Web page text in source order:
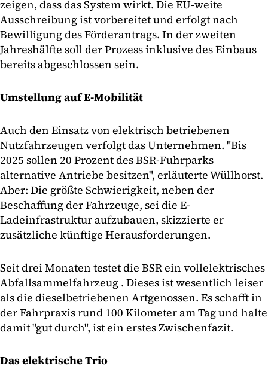
zeigen, dass das System wirkt. Die EU-weite
Ausschreibung ist vorbereitet und erfolgt nach
Bewilligung des Förderantrags. In der zweiten
Jahreshälfte soll der Prozess inklusive des Einbaus
bereits abgeschlossen sein.
Umstellung auf E-Mobilität
Auch den Einsatz von elektrisch betriebenen
Nutzfahrzeugen verfolgt das Unternehmen. "Bis
2025 sollen 20 Prozent des BSR-Fuhrparks
alternative Antriebe besitzen", erläuterte Wüllhorst.
Aber: Die größte Schwierigkeit, neben der
Beschaffung der Fahrzeuge, sei die E-
Ladeinfrastruktur aufzubauen, skizzierte er
zusätzliche künftige Herausforderungen.
Seit drei Monaten testet die BSR ein vollelektrisches
Abfallsammelfahrzeug . Dieses ist wesentlich leiser
als die dieselbetriebenen Artgenossen. Es schafft in
der Fahrpraxis rund 100 Kilometer am Tag und halte
damit "gut durch", ist ein erstes Zwischenfazit.
Das elektrische Trio